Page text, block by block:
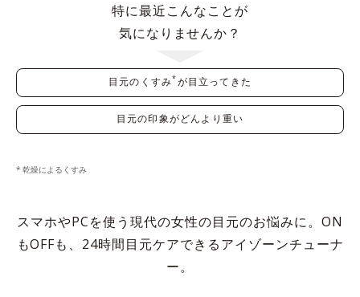
特に最近こんなことが
気になりませんか？
目元の くすみ*が目立ってきた
目元の印象がどんより重い
乾燥によるくすみ
スマホやPCを使う現代の女性の目元のお悩みに。 ON
もOFFも、24時間目元ケアできるアイゾーンチューナ
ー。